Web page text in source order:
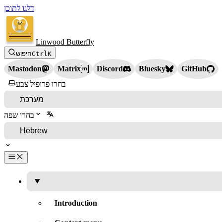
דלגו לתוכן
Linwood Butterfly
חיפושCtrlK
Mastodon Matrix Discord Bluesky
GitHub
בחרו פרופיל צבע
בחרו שפה
Introduction